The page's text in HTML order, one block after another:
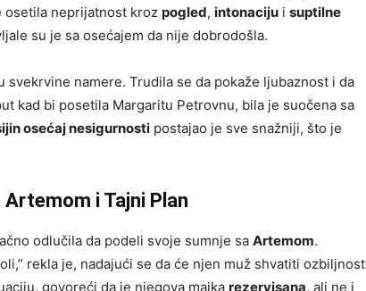
osetila neprijatnost kroz pogled, intonaciju i suptilne
su je sa osećajem da nije dobrodošla.
svekrvine namere. Trudila se da pokaže ljubaznost i da
kad bi posetila Margaritu Petrovnu, bila je suočena sa
osećaj nesigurnosti postajao je sve snažniji, što je
i Tajni Plan
odlučila da podeli svoje sumnje sa Artemom.
rekla je, nadajući se da će njen muž shvatiti ozbiljnost
govoreći da je njegova majka rezervisana, ali ne i